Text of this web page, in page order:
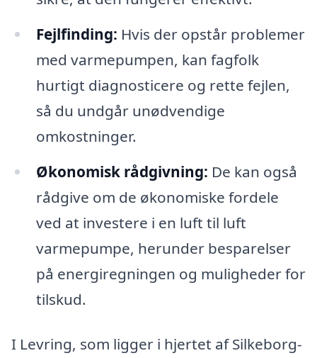
Fejlfinding: Hvis der opstår problemer
med varmepumpen, kan fagfolk
hurtigt diagnosticere og rette fejlen,
så du undgår unødvendige
omkostninger.
Økonomisk rådgivning: De kan også
rådgive om de økonomiske fordele
ved at investere i en luft til luft
varmepumpe, herunder besparelser
på energiregningen og muligheder for
tilskud.
I Levring, som ligger i hjertet af Silkeborg-